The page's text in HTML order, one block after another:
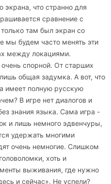
экрана, что странно для
сравнение с
там был экран со
мы будем часто менять эти
между локациями.
спорной. От старших
общая задумка. А вот, что
имеет полную русскую
В игре нет диалогов и
знания языка. Сама игра -
и лишь немного эдвенчуры,
удержать многими
очень немногие. Слишком
хоть и
выживания, где нужно
и сейчас». Не успели?